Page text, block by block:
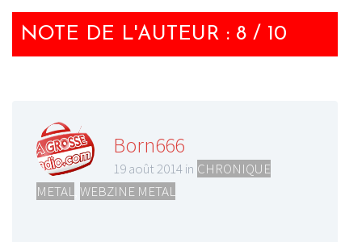
NOTE DE L'AUTEUR : 8 / 10
Born666
19 août 2014 in CHRONIQUE
METAL WEBZINE METAL